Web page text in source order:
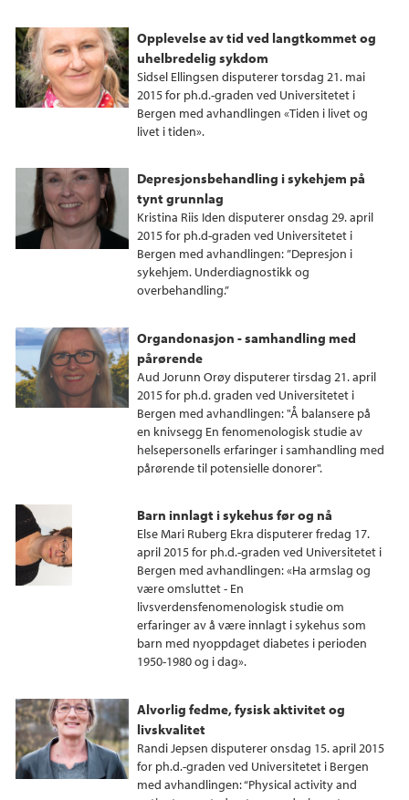
Opplevelse av tid ved langtkommet og
uhelbredelig sykdom
Sidsel Ellingsen disputerer torsdag 21. mai
2015 for ph.d.-graden ved Universitetet i
Bergen med avhandlingen «Tiden i livet og
livet i tiden».
Depresjonsbehandling i sykehjem på
tynt grunnlag
Kristina Riis Iden disputerer onsdag 29. april
2015 for ph.d-graden ved Universitetet i
Bergen med avhandlingen: ”Depresjon i
sykehjem. Underdiagnostikk og
overbehandling.”
Organdonasjon - samhandling med
pårørende
Aud Jorunn Orøy disputerer tirsdag 21. april
2015 for ph.d. graden ved Universitetet i
Bergen med avhandlingen: "Å balansere på
en knivsegg En fenomenologisk studie av
helsepersonells erfaringer i samhandling med
pårørende til potensielle donorer".
Barn innlagt i sykehus før og nå
Else Mari Ruberg Ekra disputerer fredag 17.
april 2015 for ph.d.-graden ved Universitetet i
Bergen med avhandlingen: «Ha armslag og
være omsluttet - En
livsverdensfenomenologisk studie om
erfaringer av å være innlagt i sykehus som
barn med nyoppdaget diabetes i perioden
1950-1980 og i dag».
Alvorlig fedme, fysisk aktivitet og
livskvalitet
Randi Jepsen disputerer onsdag 15. april 2015
for ph.d.-graden ved Universitetet i Bergen
med avhandlingen: “Physical activity and